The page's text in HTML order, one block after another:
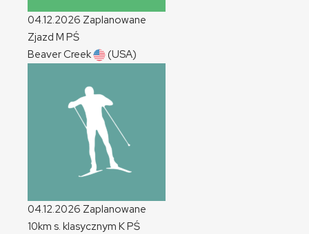
04.12.2026 Zaplanowane
Zjazd M PŚ
Beaver Creek
(USA)
04.12.2026 Zaplanowane
10km s. klasycznym KPŚ